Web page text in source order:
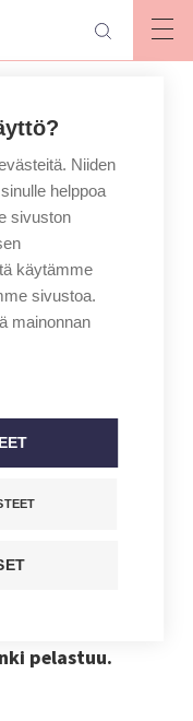
hypätä
pelastuu.
Niiden
helppoa
sivuston
käytämme
sivustoa.
mainonnan